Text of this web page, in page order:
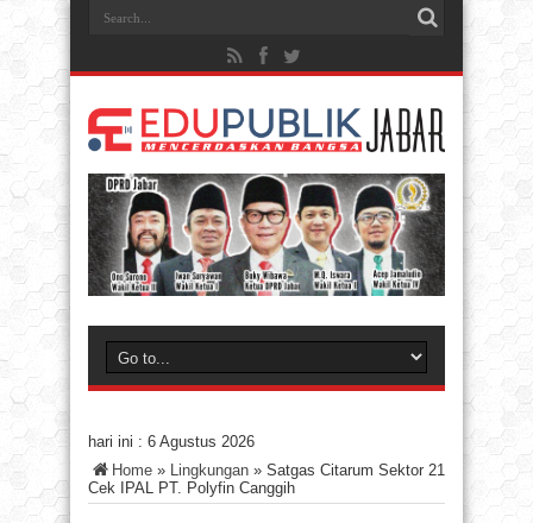
hari ini : 6 Agustus 2026
Home » Lingkungan » Satgas Citarum Sektor 21
Cek IPAL PT. Polyfin Canggih